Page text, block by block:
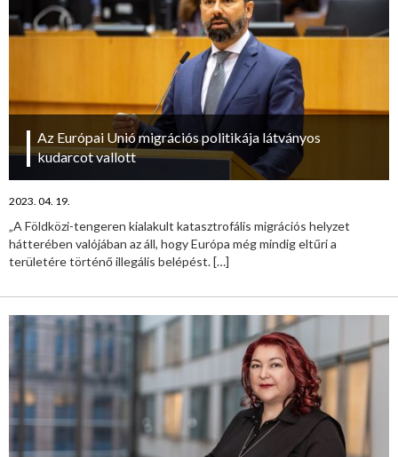
Az Európai Unió migrációs politikája látványos
kudarcot vallott
2023. 04. 19.
„A Földközi-tengeren kialakult katasztrofális migrációs helyzet
hátterében valójában az áll, hogy Európa még mindig eltűri a
területére történő illegális belépést.[…]